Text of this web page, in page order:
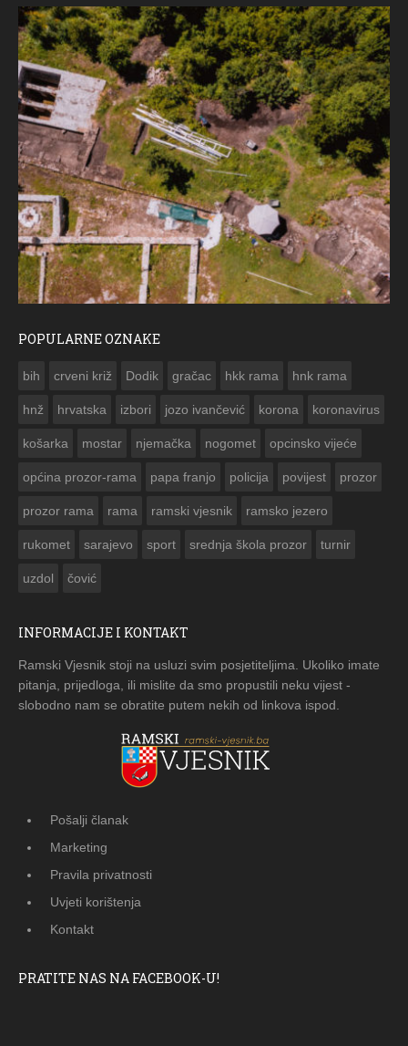
POPULARNE OZNAKE
bih crveni križ Dodik gračac hkk rama hnk rama
hnž hrvatska izbori jozo ivančević korona koronavirus
košarka mostar njemačka nogomet opcinsko vijeće
općina prozor-rama papa franjo policija povijest prozor
prozor rama rama ramski vjesnik ramsko jezero
rukomet sarajevo sport srednja škola prozor turnir
uzdol čović
INFORMACIJE I KONTAKT
Ramski Vjesnik stoji na usluzi svim posjetiteljima. Ukoliko imate
pitanja, prijedloga, ili mislite da smo propustili neku vijest -
slobodno nam se obratite putem nekih od linkova ispod.
Pošalji članak
Marketing
Pravila privatnosti
Uvjeti korištenja
Kontakt
PRATITE NAS NA FACEBOOK-U!